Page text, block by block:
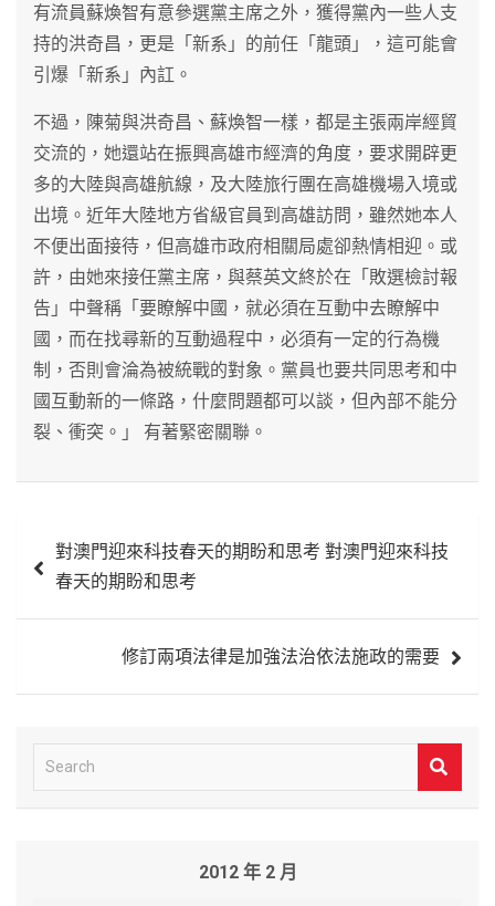
有流員蘇煥智有意參選黨主席之外，獲得黨內一些人支
持的洪奇昌，更是「新系」的前任「龍頭」，這可能會
引爆「新系」內訌。
不過，陳菊與洪奇昌、蘇煥智一樣，都是主張兩岸經貿
交流的，她還站在振興高雄市經濟的角度，要求開辟更
多的大陸與高雄航線，及大陸旅行團在高雄機場入境或
出境。近年大陸地方省級官員到高雄訪問，雖然她本人
不便出面接待，但高雄市政府相關局處卻熱情相迎。或
許，由她來接任黨主席，與蔡英文終於在「敗選檢討報
告」中聲稱「要瞭解中國，就必須在互動中去瞭解中
國，而在找尋新的互動過程中，必須有一定的行為機
制，否則會淪為被統戰的對象。黨員也要共同思考和中
國互動新的一條路，什麼問題都可以談，但內部不能分
裂、衝突。」 有著緊密關聯。
章 對澳門迎來科技春天的期盼和思考 對澳門迎來科技
春天的期盼和思考
修訂兩項法律是加強法治依法施政的需要
e
2012 年 2 月